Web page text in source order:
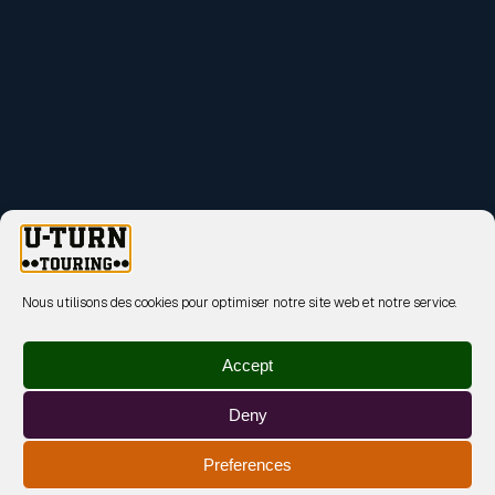
Nous utilisons des cookies pour optimiser notre site web et notre service.
Accept
Deny
Preferences